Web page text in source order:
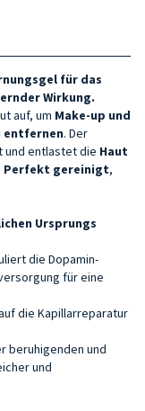
für das
Wirkung.
auf, um Make-up und
entfernen. Der
und entlastet die Haut
Perfekt gereinigt,
Ursprungs
die Dopamin-
für eine
die Kapillarreparatur
beruhigenden und
und